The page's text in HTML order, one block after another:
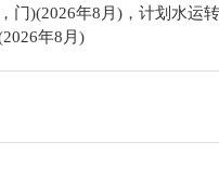
门)(2026年8月)，计划水运
年8月)